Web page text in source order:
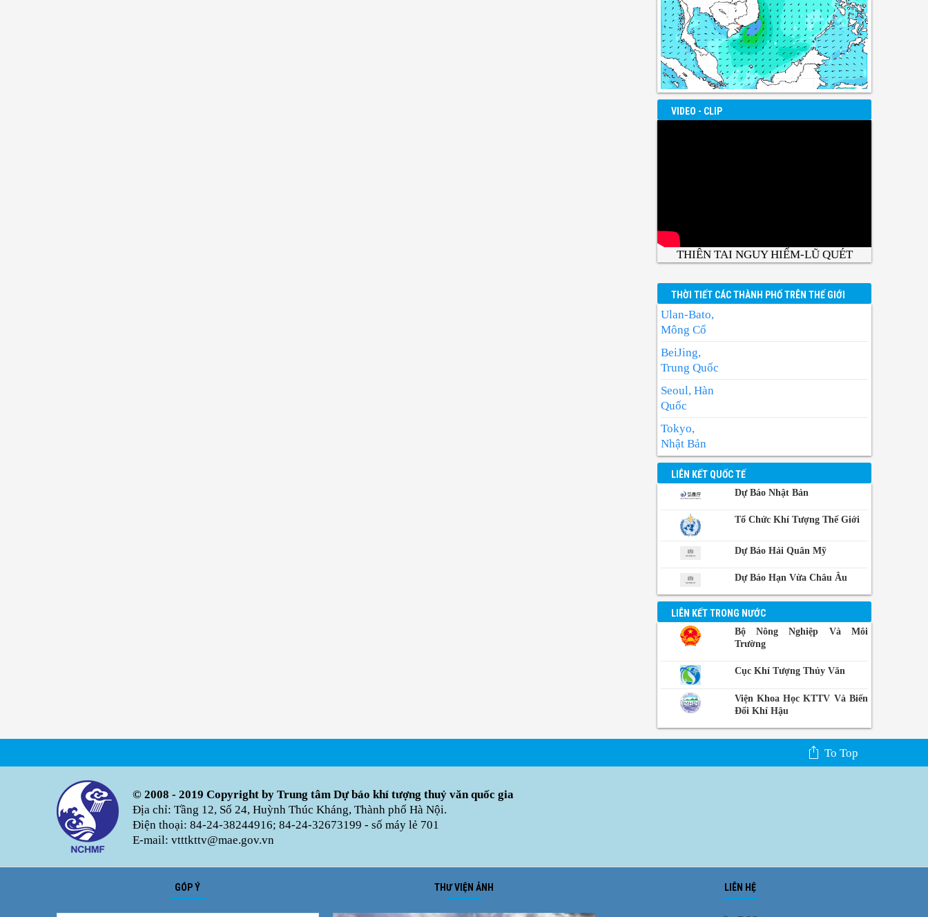
VIDEO - CLIP
THIÊN TAI NGUY HIỂM-LŨ QUÉT
THỜI TIẾT CÁC THÀNH PHỐ TRÊN THẾ GIỚI
Ulan-Bato,
Mông Cổ
BeiJing,
Trung Quốc
Seoul, Hàn
Quốc
Tokyo,
Nhật Bản
BangKok,
Thái Lan
Philippin
Penh,
Campuchia
LIÊN KẾT QUỐC TẾ
Dự Báo Nhật Bản
Tổ Chức Khí Tượng Thế Giới
Dự Báo Hải Quân Mỹ
Dự Báo Hạn Vừa Châu Âu
LIÊN KẾT TRONG NƯỚC
Bộ Nông Nghiệp Và Môi
Trường
Cục Khí Tượng Thủy Văn
Viện Khoa Học KTTV Và Biến
Đổi Khí Hậu
To Top
© 2008 - 2019 Copyright by Trung tâm Dự báo khí tượng thuỷ văn quốc gia
Địa chỉ: Tầng 12, Số 24, Huỳnh Thúc Kháng, Thành phố Hà Nội.
Điện thoại: 84-24-38244916; 84-24-32673199 - số máy lẻ 701
E-mail: vtttkttv@mae.gov.vn
GÓP Ý THƯ VIỆN ẢNH LIÊN HỆ